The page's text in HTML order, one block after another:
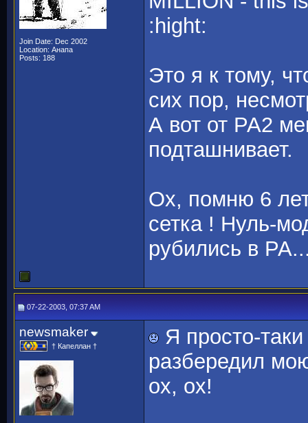
Join Date: Dec 2002
Location: Анапа
Posts: 188
:hight:
Это я к тому,
сих пор,
А вот от РА2
подташнивает.
Ох, помню 6
сетка ! Нуль-
рубились в
07-22-2003, 07:37 AM
newsmaker
† Капеллан †
Я просто-
разбередил
ох, ох!